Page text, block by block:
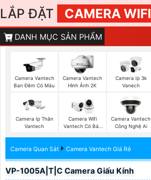
LẮP ĐẶT CAMERA WIFI
DANH MỤC SẢN PHẨM
Camera Vantech
Ban Đêm Có Màu
Camera Vantech
Hình Ảnh 2K
Camera Ip 3k
Vanech
Camera Ip Thân
Vantech
Camera Wifi
Vantech Có Báo
Camera Vantech
Công Nghệ Ai
Camera Quan Sát Camera Vantech Giá Rẻ
VP-1005A|T|C Camera Giấu Kính